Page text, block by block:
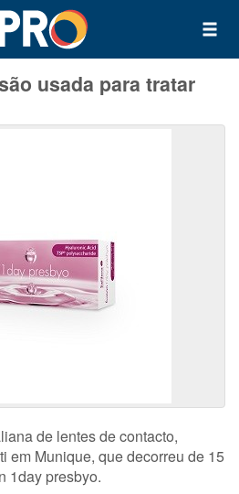
usada para tratar
de lentes de contacto,
em Munique, que decorreu de 15
1day presbyo.